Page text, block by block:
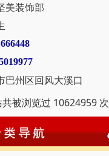
美装饰部
巴州区回风大溪口
被浏览过 10624959 次